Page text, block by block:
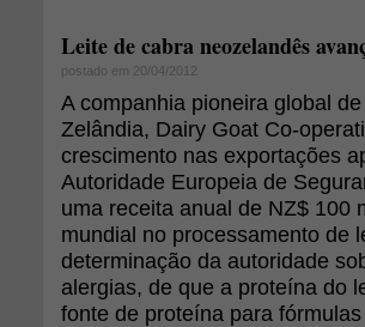
Leite de cabra neozelandês
postado em 20/04/2012
A companhia pioneira global
Zelândia, Dairy Goat Co-
crescimento nas exportações
Autoridade Europeia de
uma receita anual de NZ$ 100
mundial no processamento de
determinação da autoridade
alergias, de que a proteína do
fonte de proteína para